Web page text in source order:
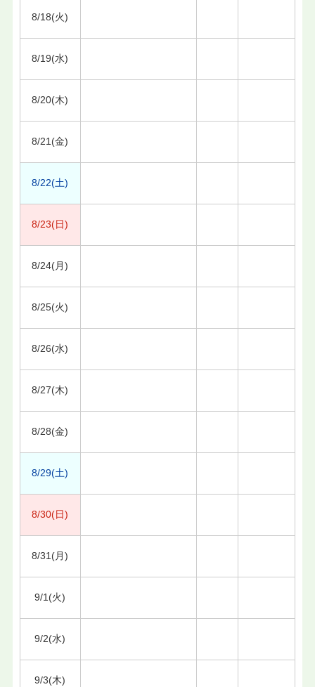
8/18(火)
8/19(水)
8/20(木)
8/21(金)
8/22(土)
8/23(日)
8/24(月)
8/25(火)
8/26(水)
8/27(木)
8/28(金)
8/29(土)
8/30(日)
8/31(月)
9/1(火)
9/2(水)
9/3(木)